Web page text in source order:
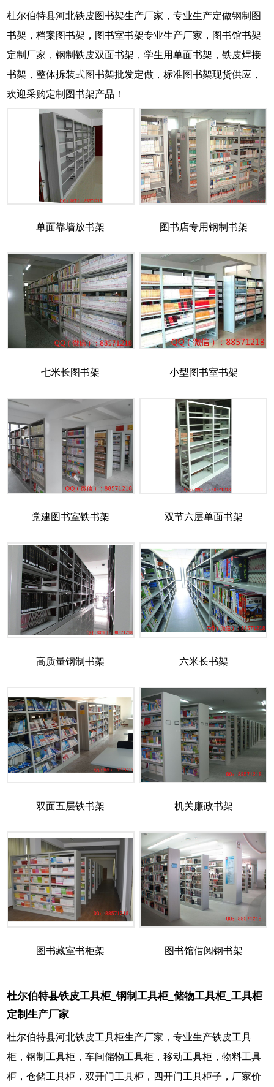
杜尔伯特县河北铁皮图书架生产厂家，专业生产定做钢制图
书架，档案图书架，图书室书架专业生产厂家，图书馆书架
定制厂家，钢制铁皮双面书架，学生用单面书架，铁皮焊接
书架，整体拆装式图书架批发定做，标准图书架现货供应，
欢迎采购定制图书架产品！
单面靠墙放书架 图书店专用钢制书架
七米长图书架 小型图书室书架
党建图书室铁书架 双节六层单面书架
高质量钢制书架 六米长书架
双面五层铁书架 机关廉政书架
图书藏室书柜架 图书馆借阅钢书架
杜尔伯特县铁皮工具柜_钢制工具柜_储物工具柜_工具柜
定制生产厂家
杜尔伯特县河北铁皮工具柜生产厂家，专业生产铁皮工具
柜，钢制工具柜，车间储物工具柜，移动工具柜，物料工具
柜，仓储工具柜，双开门工具柜，四开门工具柜子，厂家价